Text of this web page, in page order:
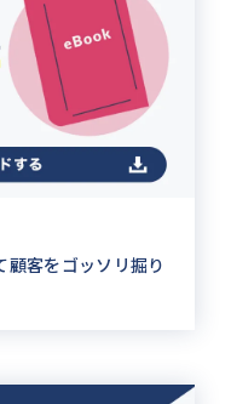
客をゴッソリ掘り